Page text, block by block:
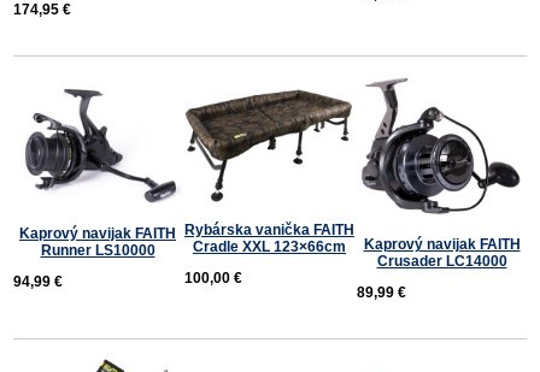
174,95 €
Kaprový navijak FAITH
Runner LS10000
94,99 €
Rybárska vanička FAITH
Cradle XXL 123×66cm
100,00 €
Kaprový navijak FAITH
Crusader LC14000
89,99 €